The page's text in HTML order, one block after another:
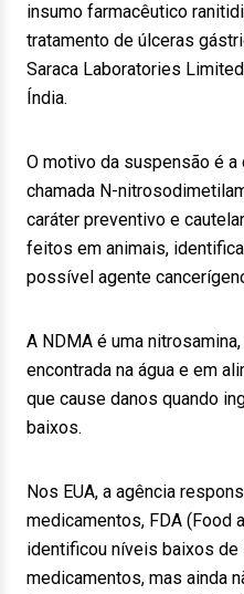
insumo farmacêutico
tratamento de úlceras
Saraca Laboratories
Índia.
O motivo da suspensão é
chamada N-
caráter preventivo e
feitos em animais,
possível agente
A NDMA é uma
encontrada na água e em
que cause danos quando
baixos.
Nos EUA, a agência
medicamentos, FDA (Food
identificou níveis baixos de
medicamentos, mas ainda